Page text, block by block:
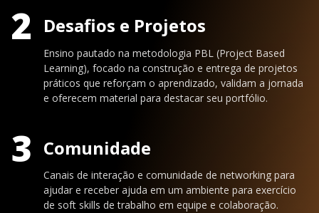
2 Desafios e Projetos
Ensino pautado na metodologia PBL (Project Based
Learning), focado na construção e entrega de projetos
práticos que reforçam o aprendizado, validam a jornada
e oferecem material para destacar seu portfólio.
3 Comunidade
Canais de interação e comunidade de networking para
ajudar e receber ajuda em um ambiente para exercício
de soft skills de trabalho em equipe e colaboração.